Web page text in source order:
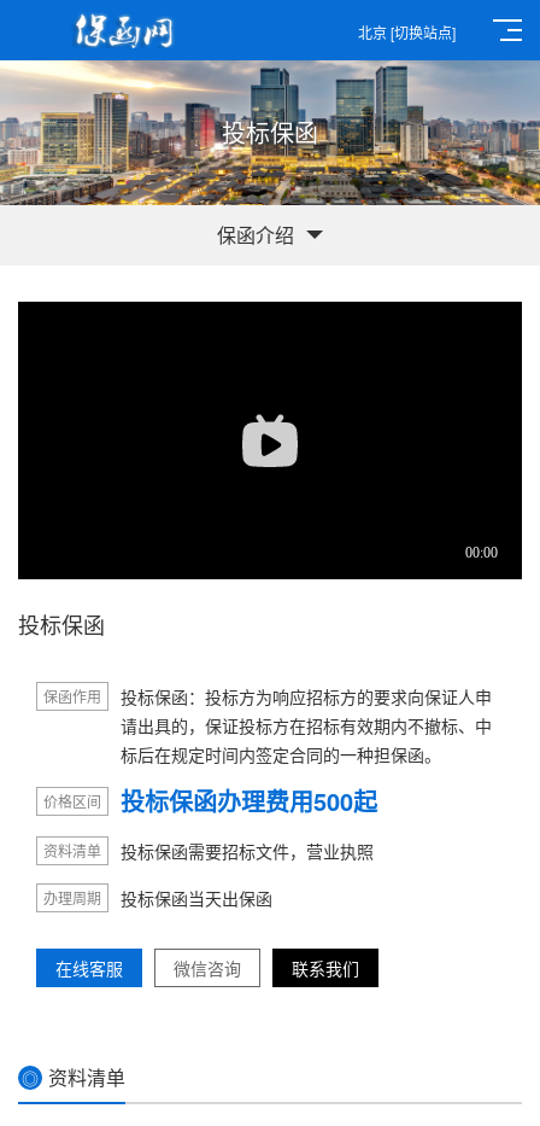
北京[切换站点]
投标保函
保函介绍
投标保函
保函作用
投标保函：投标方为响应招标方的要求向保证人申
请出具的，保证投标方在招标有效期内不撤标、中
标后在规定时间内签定合同的一种担保函。
价格区间 投标保函办理费用500起
资料清单 投标保函需要招标文件，营业执照
办理周期 投标保函当天出保函
在线客服 微信咨询 联系我们
◎ 资料清单